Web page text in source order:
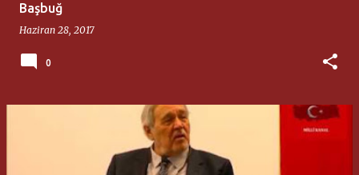
Başbuğ
Haziran 28, 2017
0